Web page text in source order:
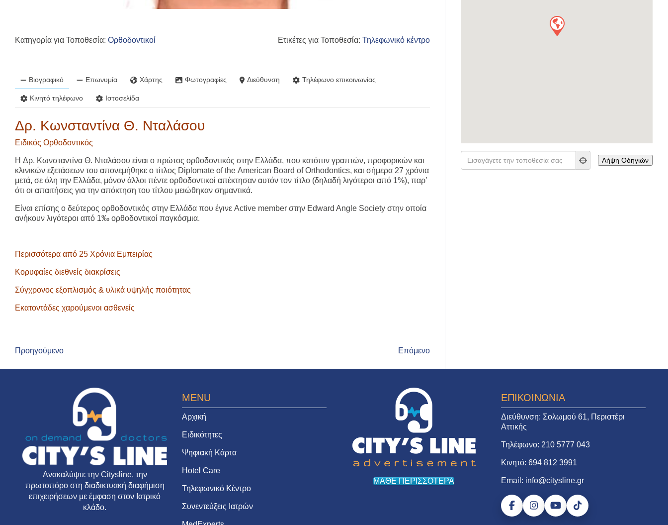
Κατηγορία για Τοποθεσία: Ορθοδοντικοί Ετικέτες για Τοποθεσία: Τηλεφωνικό κέντρο
Βιογραφικό Επωνυμία Χάρτης Φωτογραφίες Διεύθυνση Τηλέφωνο επικοινωνίας
Κινητό τηλέφωνο Ιστοσελίδα
Δρ. Κωνσταντίνα Θ. Νταλάσου
Ειδικός Ορθοδοντικός
ΗΔρ. Κωνσταντίνα Θ. Νταλάσου είναι o πρώτoς ορθοδοντικός στην Ελλάδα, που κατόπιν γραπτών, προφορικών και
κλινικών εξετάσεων του απονεμήθηκε ο τίτλος Diplomate of the American Board of Orthodontics, και σήμερα 27 χρόνια
μετά, σε όλη την Ελλάδα, μόνον άλλοι πέντε ορθοδοντικοί απέκτησαν αυτόν τον τίτλο (δηλαδή λιγότεροι από 1%), παρ’
ότι οι απαιτήσεις για την απόκτηση του τίτλου μειώθηκαν σημαντικά.
Είναι επίσης ο δεύτερος ορθοδοντικός στην Ελλάδα που έγινεActive member στην Edward Angle Society στην οποία
ανήκουν λιγότεροι από 1‰ ορθοδοντικοί παγκόσμια.
Περισσότερα από 25 Χρόνια Εμπειρίας
Κορυφαίες διεθνείς διακρίσεις
Σύγχρονος εξοπλισμός & υλικά υψηλής ποιότητας
Εκατοντάδες χαρούμενοι ασθενείς
Προηγούμενο Επόμενο
Ανακαλύψτε την Citysline, την
πρωτοπόρο στη διαδικτυακή διαφήμιση
επιχειρήσεων με έμφαση στον Ιατρικό
κλάδο.
MENU
Αρχική
Ειδικότητες
Ψηφιακή Κάρτα
Hotel Care
Τηλεφωνικό Κέντρο
Συνεντεύξεις Ιατρών
ΜΑΘΕ ΠΕΡΙΣΣΟΤΕΡΑ
ΕΠΙΚΟΙΝΩΝΙΑ
Διεύθυνση: Σολωμού 61, Περιστέρι
Αττικής
Τηλέφωνο: 210 5777 043
Κινητό: 694 812 3991
Email: info@citysline.gr